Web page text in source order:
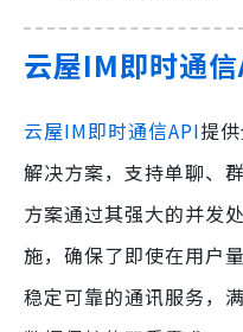
云屋IM即时通
云屋IM即时通信API提
解决方案，支持单聊、
方案通过其强大的并发
施，确保了即使在用户
稳定可靠的通讯服务，